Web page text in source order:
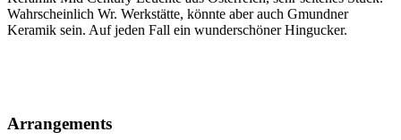
Wahrscheinlich Wr. Werkstätte, könnte aber auch Gmundner
Keramik sein. Auf jeden Fall ein wunderschöner Hingucker.
Arrangements